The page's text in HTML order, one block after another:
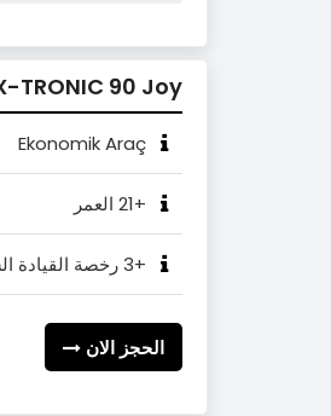
TRONIC 90 Joy
Ekonomik Araç
+21 العمر
+3 رخصة القيادة السنوية
الحجز الان